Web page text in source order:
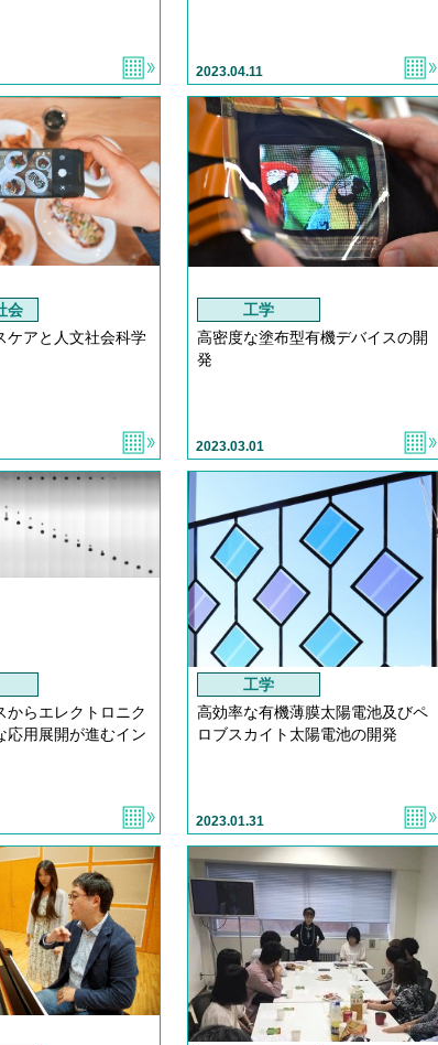
2023.04.11
会
ケアと人文社会科学
工学
高密度な塗布型有機デバイスの開
発
2023.03.01
からエレクトロニク
応用展開が進むイン
工学
高効率な有機薄膜太陽電池及びペ
ロブスカイト太陽電池の開発
2023.01.31